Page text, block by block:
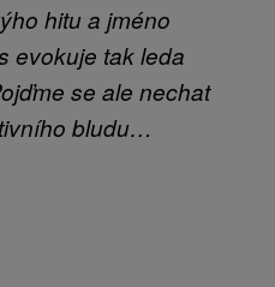
hitu a jméno
evokuje tak leda
se ale nechat
bludu…